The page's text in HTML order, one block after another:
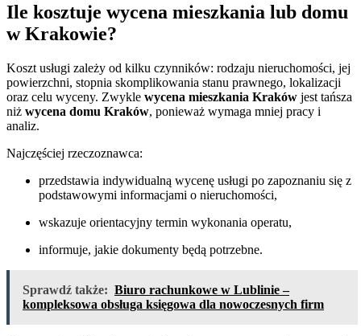
Ile kosztuje wycena mieszkania lub domu
w Krakowie?
Koszt usługi zależy od kilku czynników: rodzaju nieruchomości, jej
powierzchni, stopnia skomplikowania stanu prawnego, lokalizacji
oraz celu wyceny. Zwykle wycena mieszkania Kraków jest tańsza
niż wycena domu Kraków, ponieważ wymaga mniej pracy i
analiz.
Najczęściej rzeczoznawca:
przedstawia indywidualną wycenę usługi po zapoznaniu się z
podstawowymi informacjami o nieruchomości,
wskazuje orientacyjny termin wykonania operatu,
informuje, jakie dokumenty będą potrzebne.
Sprawdź także: Biuro rachunkowe w Lublinie –
kompleksowa obsługa księgowa dla nowoczesnych firm